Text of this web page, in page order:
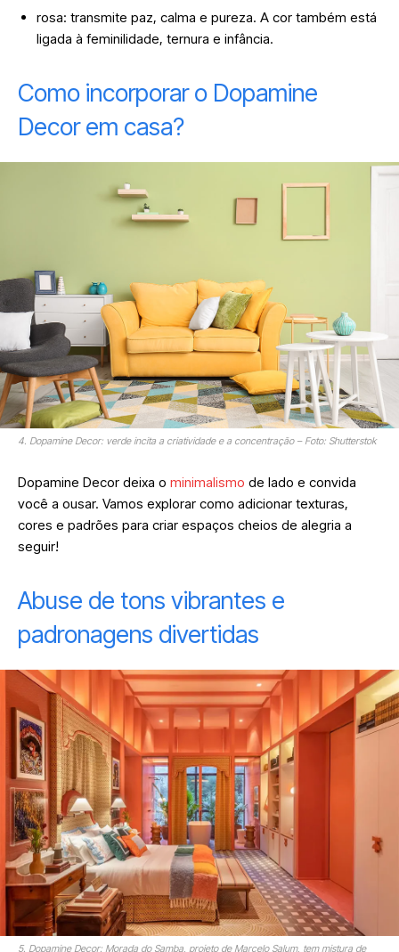
rosa: transmite paz, calma e pureza. A cor também está
ligada à feminilidade, ternura e infância.
Como incorporar o Dopamine
Decor em casa?
4. Dopamine Decor: verde incita a criatividade e a concentração – Foto: Shutterstok
Dopamine Decor deixa o minimalismo de lado e convida
você a ousar. Vamos explorar como adicionar texturas,
cores e padrões para criar espaços cheios de alegria a
seguir!
Abuse de tons vibrantes e
padronagens divertidas
5. Dopamine Decor: Morada do Samba, projeto de Marcelo Salum, tem mistura de